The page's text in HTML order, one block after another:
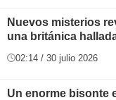
Nuevos misterios
una británica
02:14 / 30 julio 2026
Un enorme bisonte